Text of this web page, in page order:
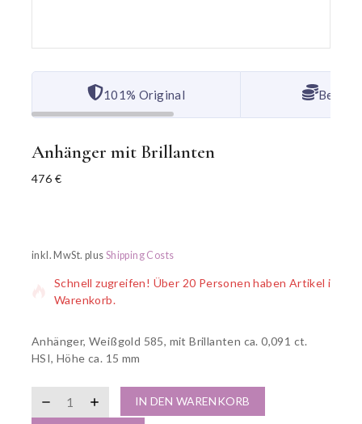
101% Original Bester
Anhänger mit Brillanten
476 €
inkl. MwSt. plus Shipping Costs
3 Produkte wurden in den letzten 3 Stunden verkauft
Schnell zugreifen! Über 20 Personen haben Artikel im
Warenkorb.
Anhänger, Weißgold 585, mit Brillanten ca. 0,091 ct.
HSI, Höhe ca. 15 mm
IN DEN WARENKORB